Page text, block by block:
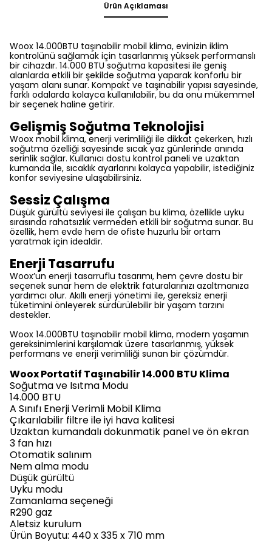
Ürün Açıklaması
Woox 14.000BTU taşınabilir mobil klima, evinizin iklim
kontrolünü sağlamak için tasarlanmış yüksek performanslı
bir cihazdır. 14.000 BTU soğutma kapasitesi ile geniş
alanlarda etkili bir şekilde soğutma yaparak konforlu bir
yaşam alanı sunar. Kompakt ve taşınabilir yapısı sayesinde,
farklı odalarda kolayca kullanılabilir, bu da onu mükemmel
bir seçenek haline getirir.
Gelişmiş Soğutma Teknolojisi
Woox mobil klima, enerji verimliliği ile dikkat çekerken, hızlı
soğutma özelliği sayesinde sıcak yaz günlerinde anında
serinlik sağlar. Kullanıcı dostu kontrol paneli ve uzaktan
kumanda ile, sıcaklık ayarlarını kolayca yapabilir, istediğiniz
konfor seviyesine ulaşabilirsiniz.
Sessiz Çalışma
Düşük gürültü seviyesi ile çalışan bu klima, özellikle uyku
sırasında rahatsızlık vermeden etkili bir soğutma sunar. Bu
özellik, hem evde hem de ofiste huzurlu bir ortam
yaratmak için idealdir.
Enerji Tasarrufu
Woox’un enerji tasarruflu tasarımı, hem çevre dostu bir
seçenek sunar hem de elektrik faturalarınızı azaltmanıza
yardımcı olur. Akıllı enerji yönetimi ile, gereksiz enerji
tüketimini önleyerek sürdürülebilir bir yaşam tarzını
destekler.
Woox 14.000BTU taşınabilir mobil klima, modern yaşamın
gereksinimlerini karşılamak üzere tasarlanmış, yüksek
performans ve enerji verimliliği sunan bir çözümdür.
Woox Portatif Taşınabilir 14.000 BTU Klima
Soğutma ve Isıtma Modu
14.000 BTU
A Sınıfı Enerji Verimli Mobil Klima
Çıkarılabilir filtre ile iyi hava kalitesi
Uzaktan kumandalı dokunmatik panel ve ön ekran
3 fan hızı
Otomatik salınım
Nem alma modu
Düşük gürültü
Uyku modu
Zamanlama seçeneği
R290 gaz
Aletsiz kurulum
Ürün Boyutu: 440 x 335 x 710 mm